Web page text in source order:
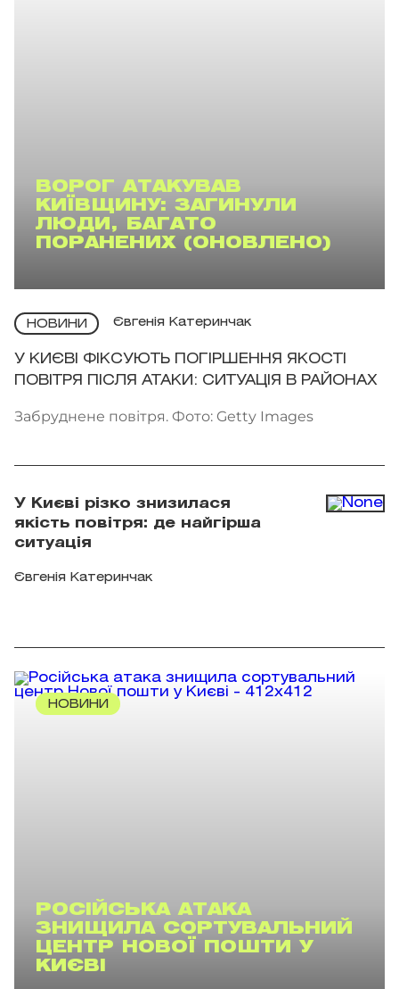
ВОРОГ АТАКУВАВ
КИЇВЩИНУ: ЗАГИНУЛИ
ЛЮДИ, БАГАТО
ПОРАНЕНИХ (ОНОВЛЕНО)
НОВИНИ Євгенія Катеринчак
У КИЄВІ ФІКСУЮТЬ ПОГІРШЕННЯ ЯКОСТІ
ПОВІТРЯ ПІСЛЯ АТАКИ: СИТУАЦІЯ В РАЙОНАХ
Забруднене повітря. Фото: Getty Images
У Києві різко знизилася
якість повітря: де найгірша
ситуація
Євгенія Катеринчак
НОВИНИ
РОСІЙСЬКА АТАКА
ЗНИЩИЛА СОРТУВАЛЬНИЙ
ЦЕНТР НОВОЇ ПОШТИ У
КИЄВІ